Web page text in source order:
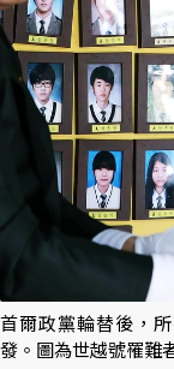
首爾政黨輪替後，
發。圖為世越號罹難